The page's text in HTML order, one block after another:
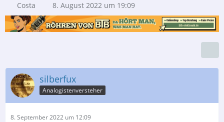
Costa 8. August 2022 um 19:09
silberfux
Analogistenversteher
8. September 2022 um 12:09